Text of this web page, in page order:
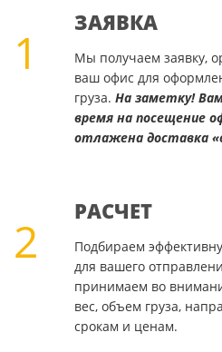
1
ЗАЯВКА
Мы получаем заявку,
ваш офис для
груза. На заметку!
время на посещение
отлажена доставка
2
РАСЧЕТ
Подбираем
для вашего
принимаем во
вес, объем груза,
срокам и ценам.